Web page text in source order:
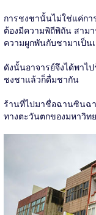
การชงชานั้นไม่ใช่แค่กา
ต้องมีความพิถีพิถัน สาม
ความผูกพันกับชามาเป็
ดังนั้นอาจารย์จึงได้พาไ
ชงชาแล้วก็ดื่มชากัน
ร้านที่ไปมาชื่อฉานซินฉา
ทางตะวันตกของมหาวิท